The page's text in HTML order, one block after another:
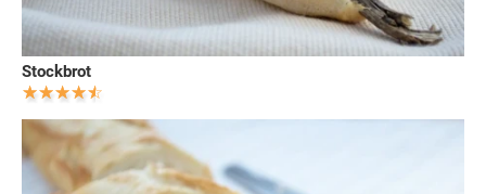
Stockbrot